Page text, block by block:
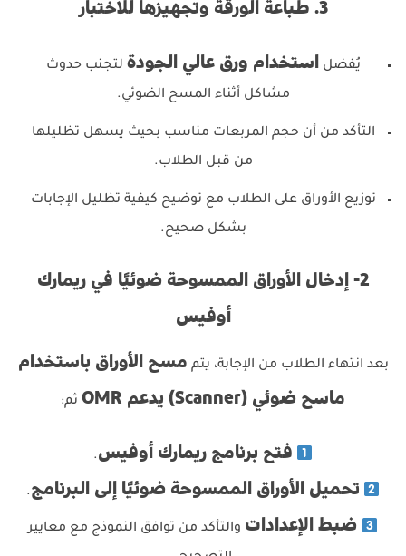
3. طباعة الورقة وتجهيزها للاختبار
يُفضل استخدام ورق عالي الجودة لتجنب حدوث
مشاكل أثناء المسح الضوئي.
التأكد من أن حجم المربعات مناسب بحيث يسهل تظليلها
من قبل الطلاب.
توزيع الأوراق على الطلاب مع توضيح كيفية تظليل الإجابات
بشكل صحيح.
2- إدخال الأوراق الممسوحة ضوئيًا في ريمارك
أوفيس
بعد انتهاء الطلاب من الإجابة، يتم مسح الأوراق باستخدام
ماسح ضوئي (Scanner) يدعم OMR
ثم:
فتح برنامج ريمارك أوفيس.
تحميل الأوراق الممسوحة ضوئيًا إلى البرنامج.
ضبط الإعدادات والتأكد من توافق النموذج مع معايير